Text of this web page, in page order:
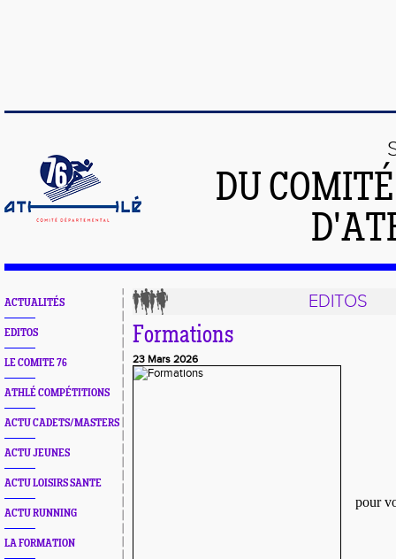
DU
ACTUALITÉS
EDITOS
LE COMITE 76
ATHLÉ COMPÉTITIONS
ACTU CADETS/MASTERS
ACTU JEUNES
ACTU LOISIRS SANTE
ACTU RUNNING
LA FORMATION
EDITOS
Formations
23 Mars 2026
pour